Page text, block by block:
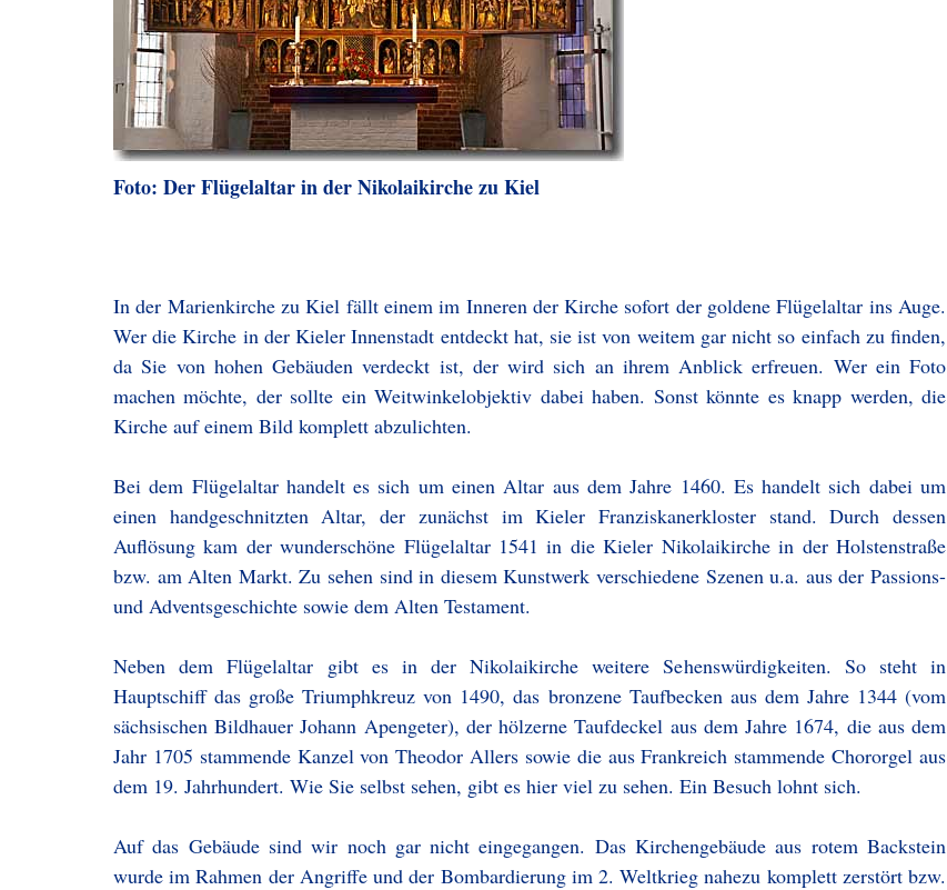
Foto: Der Flügelaltar in der Nikolaikirche zu Kiel
In der Marienkirche zu Kiel fällt einem im Inneren der Kirche sofort der goldene Flügelaltar ins Auge.
Wer die Kirche in der Kieler Innenstadt entdeckt hat, sie ist von weitem gar nicht so einfach zu finden,
da Sie von hohen Gebäuden verdeckt ist, der wird sich an ihrem Anblick erfreuen. Wer ein Foto
machen möchte, der sollte ein Weitwinkelobjektiv dabei haben. Sonst könnte es knapp werden, die
Kirche auf einem Bild komplett abzulichten.
Bei dem Flügelaltar handelt es sich um einen Altar aus dem Jahre 1460. Es handelt sich dabei um
einen handgeschnitzten Altar, der zunächst im Kieler Franziskanerkloster stand. Durch dessen
Auflösung kam der wunderschöne Flügelaltar 1541 in die Kieler Nikolaikirche in der Holstenstraße
bzw. am Alten Markt. Zu sehen sind in diesem Kunstwerk verschiedene Szenen u.a. aus der Passions-
und Adventsgeschichte sowie dem Alten Testament.
Neben dem Flügelaltar gibt es in der Nikolaikirche weitere Sehenswürdigkeiten. So steht in
Hauptschiff das große Triumphkreuz von 1490, das bronzene Taufbecken aus dem Jahre 1344 (vom
sächsischen Bildhauer Johann Apengeter), der hölzerne Taufdeckel aus dem Jahre 1674, die aus dem
Jahr 1705 stammende Kanzel von Theodor Allers sowie die aus Frankreich stammende Chororgel aus
dem 19. Jahrhundert. Wie Sie selbst sehen, gibt es hier viel zu sehen. Ein Besuch lohnt sich.
Auf das Gebäude sind wir noch gar nicht eingegangen. Das Kirchengebäude aus rotem Backstein
wurde im Rahmen der Angriffe und der Bombardierung im 2. Weltkrieg nahezu komplett zerstört bzw.